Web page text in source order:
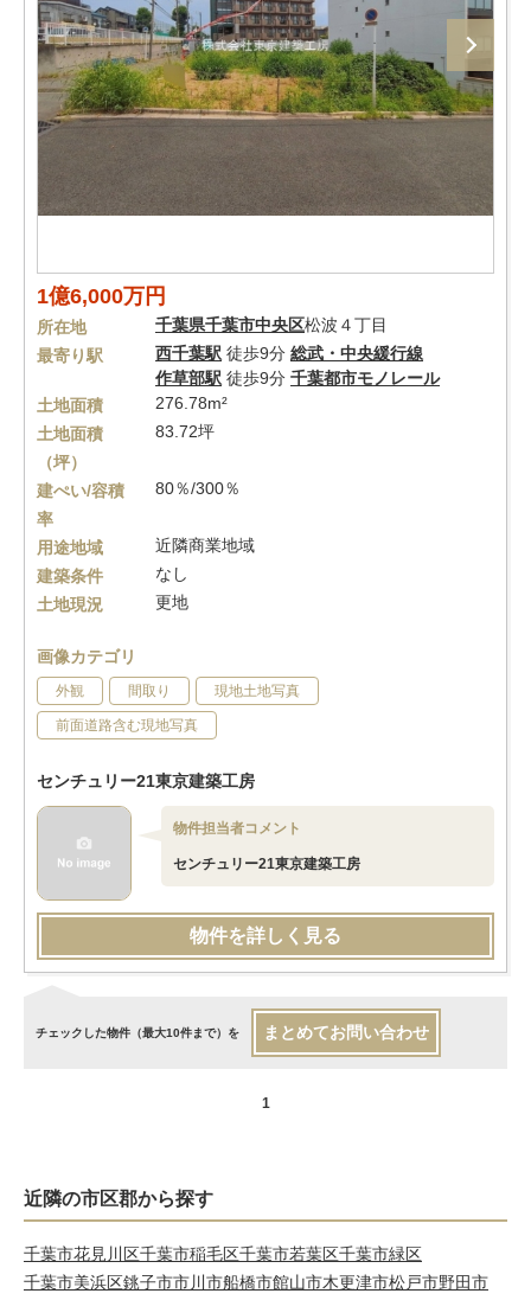
1億6,000万円
所在地 千葉県千葉市中央区松波４丁目
最寄り駅
西千葉駅 徒歩9分 総武・中央緩行線
作草部駅 徒歩9分 千葉都市モノレール
土地面積
276.78m²
土地面積
（坪）
83.72坪
建ぺい/容積
率
80％/300％
用途地域
近隣商業地域
建築条件
なし
土地現況
更地
画像カテゴリ
外観 間取り 現地土地写真
前面道路含む現地写真
センチュリー21東京建築工房
物件担当者コメント
センチュリー21東京建築工房
物件を詳しく見る
チェックした物件（最大10件まで）を まとめてお問い合わせ
1
近隣の市区郡から探す
千葉市花見川区千葉市稲毛区千葉市若葉区千葉市緑区
千葉市美浜区銚子市市川市船橋市館山市木更津市松戸市野田市